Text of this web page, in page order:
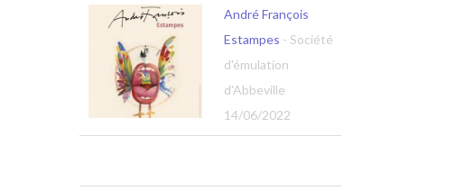
André François
Estampes - Société
d'émulation
d'Abbeville
14/06/2022